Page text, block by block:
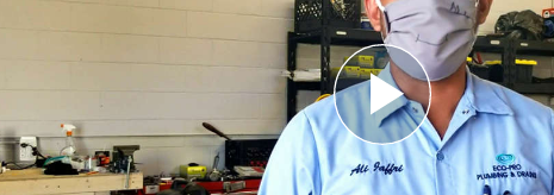
Scientology Kirkens
Hjælpere